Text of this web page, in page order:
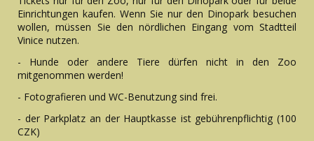
Einrichtungen kaufen. Wenn Sie nur den Dinopark besuchen
wollen, müssen Sie den nördlichen Eingang vom Stadtteil
Vinice nutzen.
- Hunde oder andere Tiere dürfen nicht in den Zoo
mitgenommen werden!
- Fotografieren und WC-Benutzung sind frei.
- der Parkplatz an der Hauptkasse ist gebührenpflichtig (100
CZK)